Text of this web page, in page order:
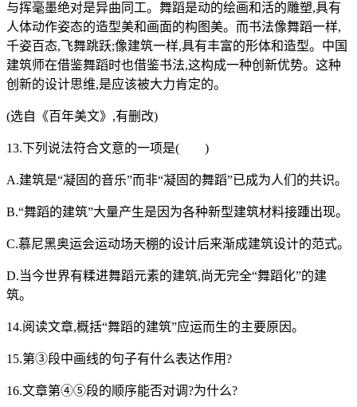
与挥毫墨绝对是异曲同工。舞蹈是动的绘画和活的雕塑,具有
人体动作姿态的造型美和画面的构图美。而书法像舞蹈一样,
千姿百态,飞舞跳跃;像建筑一样,具有丰富的形体和造型。中国
建筑师在借鉴舞蹈时也借鉴书法,这构成一种创新优势。这种
创新的设计思维,是应该被大力肯定的。
(选自《百年美文》,有删改)
13.下列说法符合文意的一项是( )
A.建筑是“凝固的音乐”而非“凝固的舞蹈”已成为人们的共识。
B.“舞蹈的建筑”大量产生是因为各种新型建筑材料接踵出现。
C.慕尼黑奥运会运动场天棚的设计后来渐成建筑设计的范式。
D.当今世界有糅进舞蹈元素的建筑,尚无完全“舞蹈化”的建
筑。
14.阅读文章,概括“舞蹈的建筑”应运而生的主要原因。
15.第③段中画线的句子有什么表达作用?
16.文章第④⑤段的顺序能否对调?为什么?